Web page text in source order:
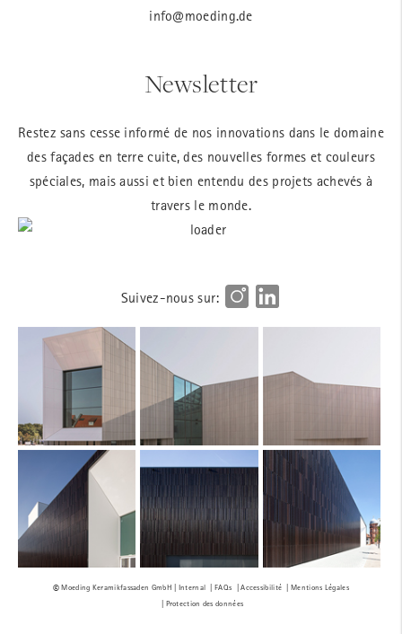
info@moeding.de
Newsletter
Restez sans cesse informé de nos innovations dans le domaine
des façades en terre cuite, des nouvelles formes et couleurs
spéciales, mais aussi et bien entendu des projets achevés à
travers le monde.
Suivez-nous sur:
Internal FAQs Accessibilité
Mentions Légales
Protection des données